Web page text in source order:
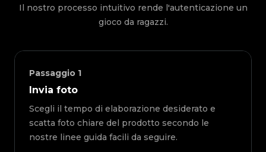
Il nostro processo intuitivo rende l'autenticazione un
gioco da ragazzi.
Passaggio 1
Invia foto
Scegli il tempo di elaborazione desiderato e
scatta foto chiare del prodotto secondo le
nostre linee guida facili da seguire.